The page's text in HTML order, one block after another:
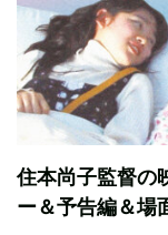
住本尚子監督の
ー＆予告編＆場